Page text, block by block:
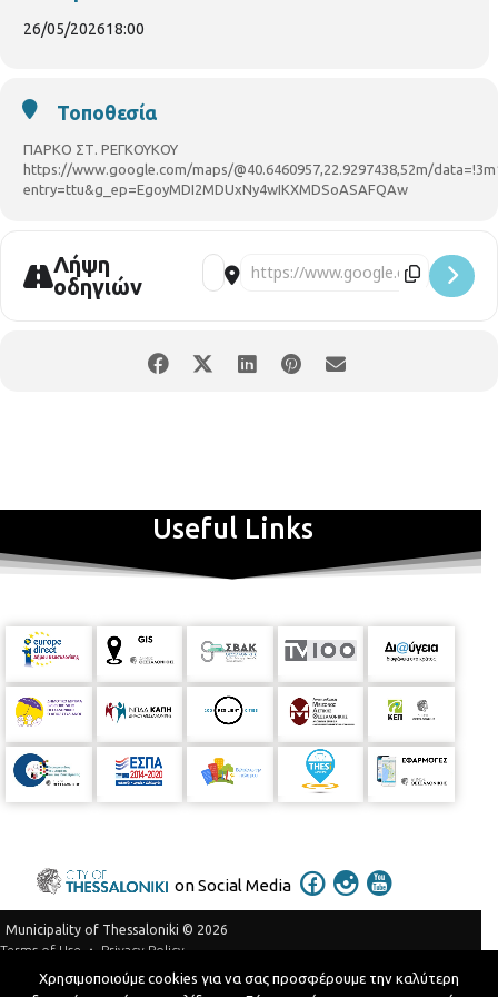
και σε άλλες γλώσσες) αλλά και δραστηριότητα ζωγραφικής
δωρεάν και ανοιχτή για όλους.
26/05/202618:00
Τοποθεσία
ΠΑΡΚΟ ΣΤ. ΡΕΓΚΟΥΚΟΥ
https://www.google.com/maps/@40.6460957,22.9297438,52m/
entry=ttu&g_ep=EgoyMDI2MDUxNy4wIKXMDSoASAFQAw
Λήψη
οδηγιών
Useful Links
on Social Media
Municipality of Thessaloniki © 2026
Terms of Use
Privacy Policy
Telephone Catalog
Χρησιμοποιούμε cookies για να σας προσφέρουμε την καλύτερη